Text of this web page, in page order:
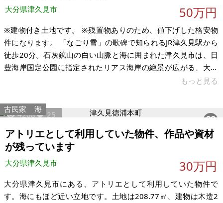
大分県津久見市 50万円
※建物付き土地です。 ※残置物ありのため、値下げした格安物
件になります。 「なごり雪」の歌碑で知られるJR津久見駅から
徒歩20分。石灰鉱山の白い山脈と海に囲まれた津久見市は、日
豊海岸国定公園に指定されたリアス海岸の絶景が広がる、大分
県南東部の海沿いのまちです。その入船西町に、都市ガス・公
ることの強み＞ このエリアでは都市ガスが使えることは珍し
く、プロパンガスに比べてランニングコストを抑えた生活が可
能です。公営水道も完備しており、インフラ面での安心感があ
ります。現状引き渡しとなります。 ＜生活利便＞ 市内にスーパ
ー・病院・ホームセン
もっと見る
4208 25
古民家 海
アトリエとして利用していた物件、作品や資材
が残っています
大分県津久見市 30万円
大分県津久見市にある、アトリエとして利用していた物件で
す。海にもほど近い立地です。土地は208.77㎡、建物は木造2